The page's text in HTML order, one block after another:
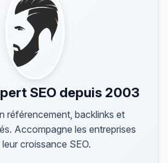
SEO depuis 2003
référencement, backlinks et
Accompagne les entreprises
croissance SEO.